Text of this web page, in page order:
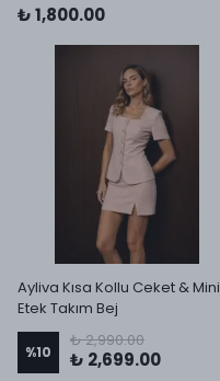
₺ 1,800.00
Ayliva Kısa Kollu Ceket & Mini
Etek Takım Bej
%10
₺ 2,990.00
₺ 2,699.00